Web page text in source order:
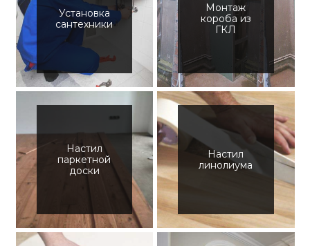
Установка
сантехники
Монтаж
короба из
ГКЛ
Настил
паркетной
доски
Настил
линолиума